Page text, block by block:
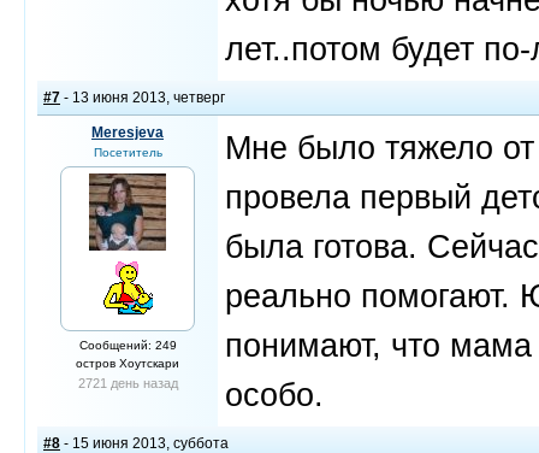
лет..потом будет
#7 - 13 июня 2013, четверг
Meresjeva
Посетитель
Сообщений: 249
остров Хоутскари
2721 день назад
Мне было тяжело от
провела первый
была готова.
реально помогают.
понимают, что
особо.
#8 - 15 июня 2013, суббота